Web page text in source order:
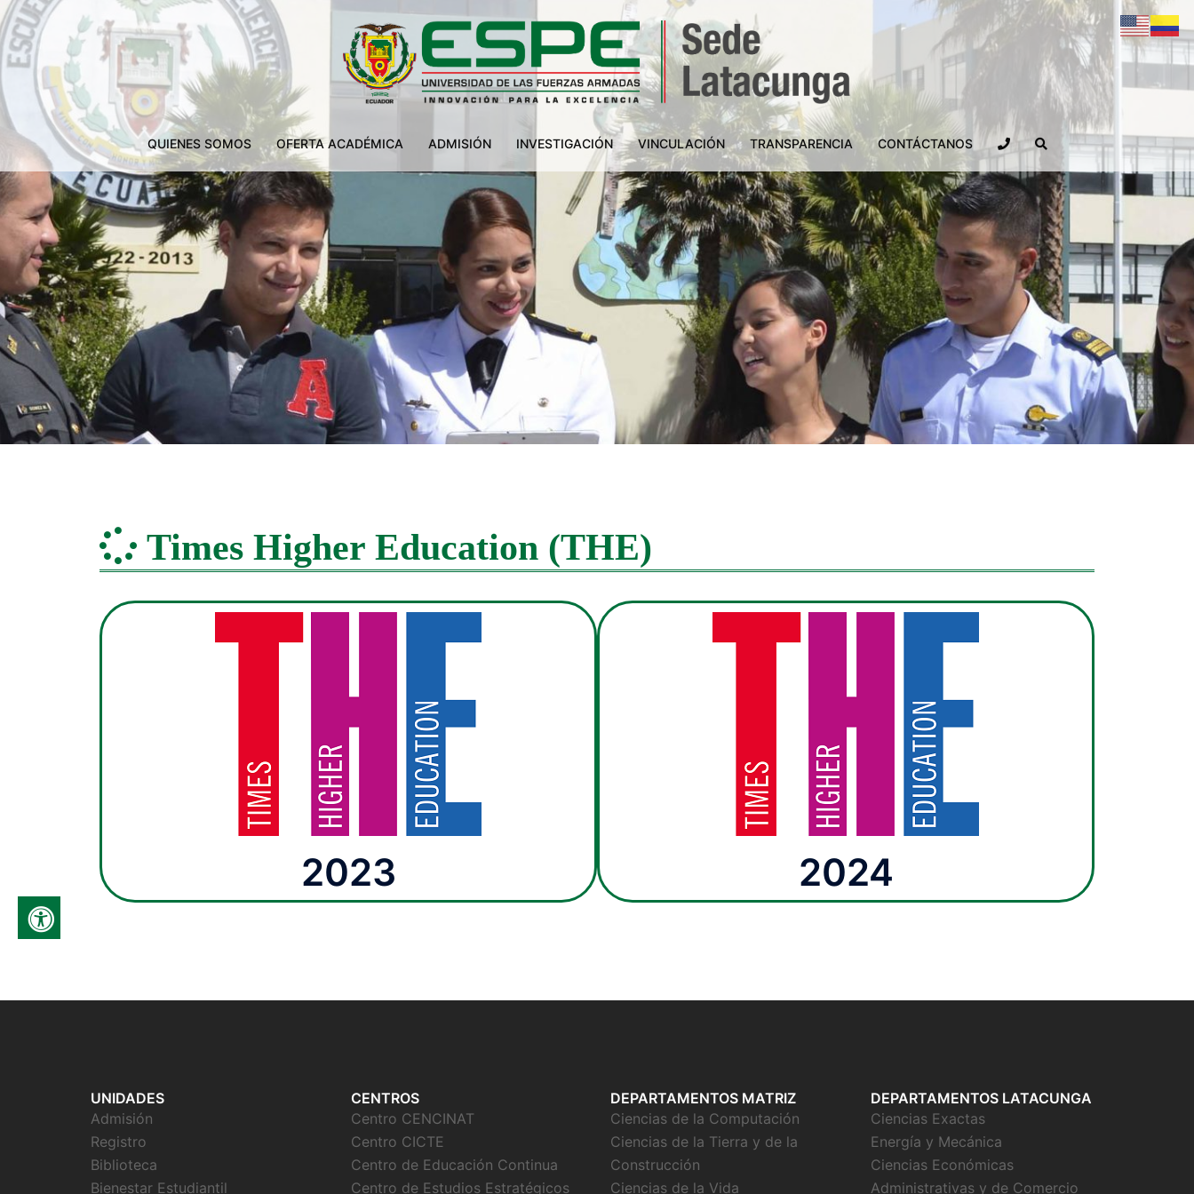
QUIENES SOMOS OFERTA ACADÉMICA ADMISIÓN INVESTIGACIÓN VINCULACIÓN TRANSPARENCIA CONTÁCTANOS
Times Higher Education (THE)
2023 2024
UNIDADES
Admisión
Registro
Biblioteca
Bienestar Estudiantil
CENTROS
Centro CENCINAT
Centro CICTE
Centro de Educación Continua
Centro de Estudios Estratégicos
DEPARTAMENTOS MATRIZ
Ciencias de la Computación
Ciencias de la Tierra y de la
Construcción
Ciencias de la Vida
DEPARTAMENTOS LATACUNGA
Ciencias Exactas
Energía y Mecánica
Ciencias Económicas
Administrativas y de Comercio